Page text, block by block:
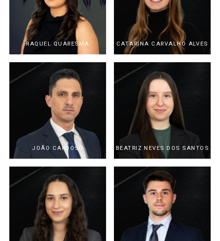
RAQUEL QUARESMA CATARINA CARVALHO ALVES
JOÃO CARDOSO BEATRIZ NEVES DOS SANTOS